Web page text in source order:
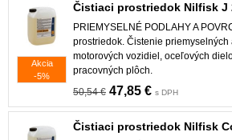
Akcia
-5%
Čistiaci prostriedok Nilfisk J
PRIEMYSELNÉ PODLAHY A
prostriedok. Čistenie
motorových vozidiel, oceľových
pracovných plôch.
50,54 € 47,85 € s DPH
Čistiaci prostriedok Nilfisk